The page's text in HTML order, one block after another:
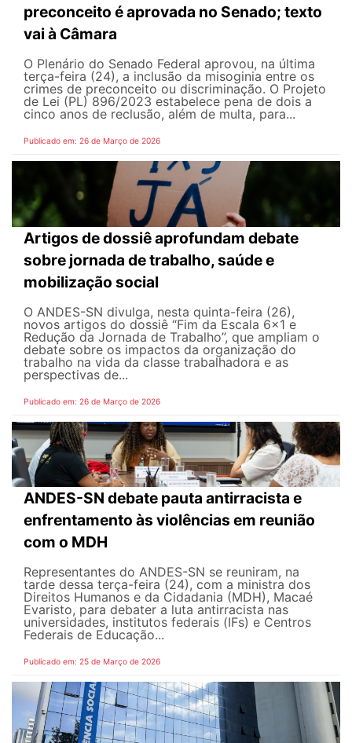
preconceito é aprovada no Senado; texto
vai à Câmara
O Plenário do Senado Federal aprovou, na última
terça-feira (24), a inclusão da misoginia entre os
crimes de preconceito ou discriminação. O Projeto
de Lei (PL) 896/2023 estabelece pena de dois a
cinco anos de reclusão, além de multa, para...
Publicado em: 26 de Março de 2026
Artigos de dossiê aprofundam debate
sobre jornada de trabalho, saúde e
mobilização social
O ANDES-SN divulga, nesta quinta-feira (26),
novos artigos do dossiê “Fim da Escala 6×1 e
Redução da Jornada de Trabalho”, que ampliam o
debate sobre os impactos da organização do
trabalho na vida da classe trabalhadora e as
perspectivas de...
Publicado em: 26 de Março de 2026
ANDES-SN debate pauta antirracista e
enfrentamento às violências em reunião
com o MDH
Representantes do ANDES-SN se reuniram, na
tarde dessa terça-feira (24), com a ministra dos
Direitos Humanos e da Cidadania (MDH), Macaé
Evaristo, para debater a luta antirracista nas
universidades, institutos federais (IFs) e Centros
Federais de Educação...
Publicado em: 25 de Março de 2026